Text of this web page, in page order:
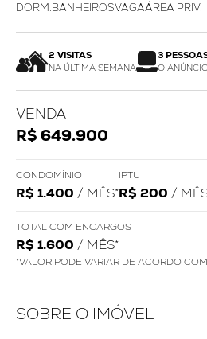
DORM.BANHEIROSVAGAÁREA PRIV.
2 VISITAS
NA ÚLTIMA SEMANA
3
O
VENDA
R$ 649.900
CONDOMÍNIO
R$ 1.400 / MÊS*
IPTU
R$ 200 /
TOTAL COM ENCARGOS
R$ 1.600 / MÊS*
*VALOR PODE VARIAR DE ACORDO
SOBRE O IMÓVEL